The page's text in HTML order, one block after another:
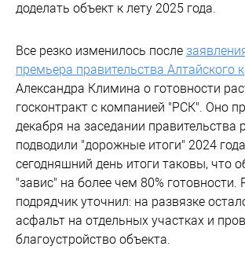
доделать объект к лету 2025 года.
Все резко изменилось после
премьера правительства Алтайского
Александра Климина о готовности
госконтракт с компанией "РСК". Оно
декабря на заседании правительства
подводили "дорожные итоги" 2024
сегодняшний день итоги таковы, что
"завис" на более чем 80% готовности.
подрядчик уточнил: на развязке
асфальт на отдельных участках и
благоустройство объекта.